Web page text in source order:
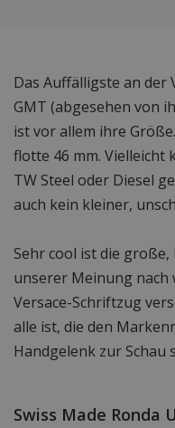
Das Auffälligste an der
GMT (abgesehen von
ist vor allem ihre
flotte 46 mm. Vielleicht
TW Steel oder Diesel
auch kein kleiner,
Sehr cool ist die
unserer Meinung nach
Versace-Schriftzug
alle ist, die den
Handgelenk zur Schau
Swiss Made Ronda